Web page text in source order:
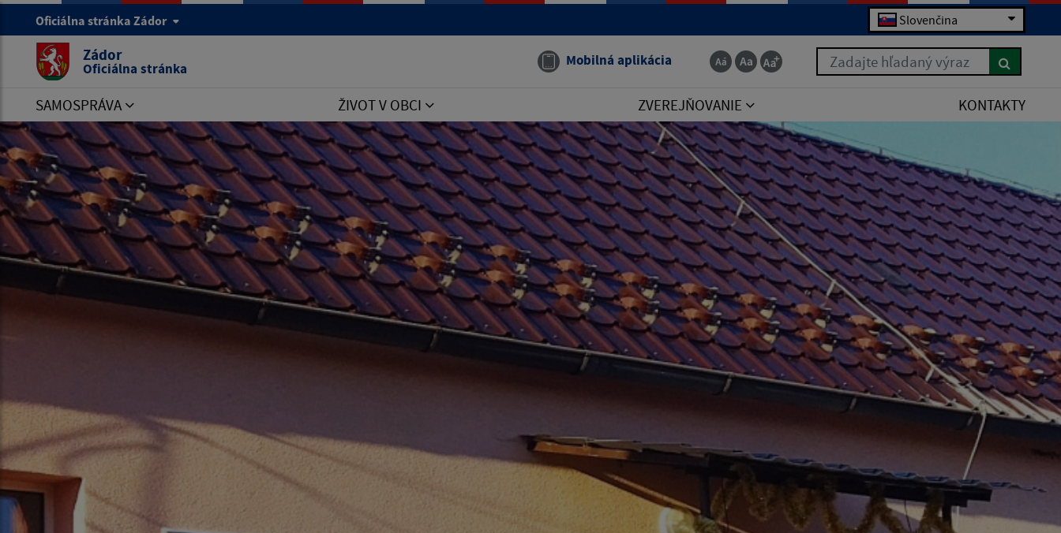
Oficiálna stránka Zádor Slovenčina
Zádor
Oficiálna stránka Mobilná aplikácia Zadajte hľadaný výraz
SAMOSPRÁVA ŽIVOT V OBCI ZVEREJŇOVANIE KONTAKTY